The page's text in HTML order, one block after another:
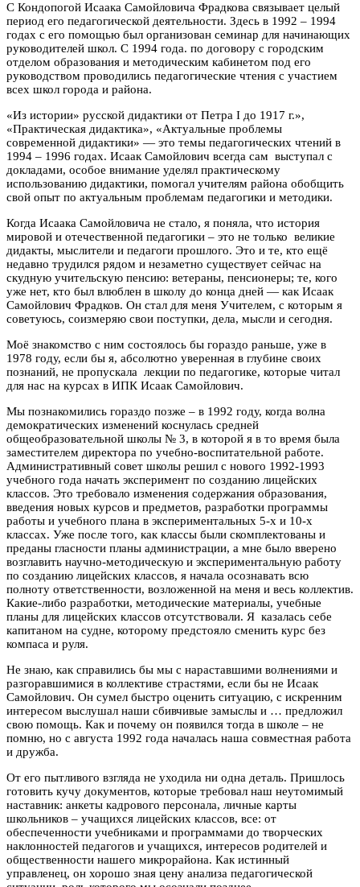
С Кондопогой Исаака Самойловича Фрадкова связывает целый
период его педагогической деятельности. Здесь в 1992 – 1994
годах с его помощью был организован семинар для начинающих
руководителей школ. С 1994 года. по договору с городским
отделом образования и методическим кабинетом под его
руководством проводились педагогические чтения с участием
всех школ города и района.
«Из истории» русской дидактики от Петра I до 1917 г.»,
«Практическая дидактика», «Актуальные проблемы
современной дидактики» — это темы педагогических чтений в
1994 – 1996 годах. Исаак Самойлович всегда сам выступал с
докладами, особое внимание уделял практическому
использованию дидактики, помогал учителям района обобщить
свой опыт по актуальным проблемам педагогики и методики.
Когда Исаака Самойловича не стало, я поняла, что история
мировой и отечественной педагогики – это не только великие
дидакты, мыслители и педагоги прошлого. Это и те, кто ещё
недавно трудился рядом и незаметно существует сейчас на
скудную учительскую пенсию: ветераны, пенсионеры; те, кого
уже нет, кто был влюблен в школу до конца дней — как Исаак
Самойлович Фрадков. Он стал для меня Учителем, с которым я
советуюсь, соизмеряю свои поступки, дела, мысли и сегодня.
Моё знакомство с ним состоялось бы гораздо раньше, уже в
1978 году, если бы я, абсолютно уверенная в глубине своих
познаний, не пропускала лекции по педагогике, которые читал
для нас на курсах в ИПК Исаак Самойлович.
Мы познакомились гораздо позже – в 1992 году, когда волна
демократических изменений коснулась средней
общеобразовательной школы № 3, в которой я в то время была
заместителем директора по учебно-воспитательной работе.
Административный совет школы решил с нового 1992-1993
учебного года начать эксперимент по созданию лицейских
классов. Это требовало изменения содержания образования,
введения новых курсов и предметов, разработки программы
работы и учебного плана в экспериментальных 5-х и 10-х
классах. Уже после того, как классы были скомплектованы и
преданы гласности планы администрации, а мне было вверено
возглавить научно-методическую и экспериментальную работу
по созданию лицейских классов, я начала осознавать всю
полноту ответственности, возложенной на меня и весь коллектив.
Какие-либо разработки, методические материалы, учебные
планы для лицейских классов отсутствовали. Я казалась себе
капитаном на судне, которому предстояло сменить курс без
компаса и руля.
Не знаю, как справились бы мы с нараставшими волнениями и
разгоравшимися в коллективе страстями, если бы не Исаак
Самойлович. Он сумел быстро оценить ситуацию, с искренним
интересом выслушал наши сбивчивые замыслы и … предложил
свою помощь. Как и почему он появился тогда в школе – не
помню, но с августа 1992 года началась наша совместная работа
и дружба.
От его пытливого взгляда не уходила ни одна деталь. Пришлось
готовить кучу документов, которые требовал наш неутомимый
наставник: анкеты кадрового персонала, личные карты
школьников – учащихся лицейских классов, все: от
обеспеченности учебниками и программами до творческих
наклонностей педагогов и учащихся, интересов родителей и
общественности нашего микрорайона. Как истинный
управленец, он хорошо зная цену анализа педагогической